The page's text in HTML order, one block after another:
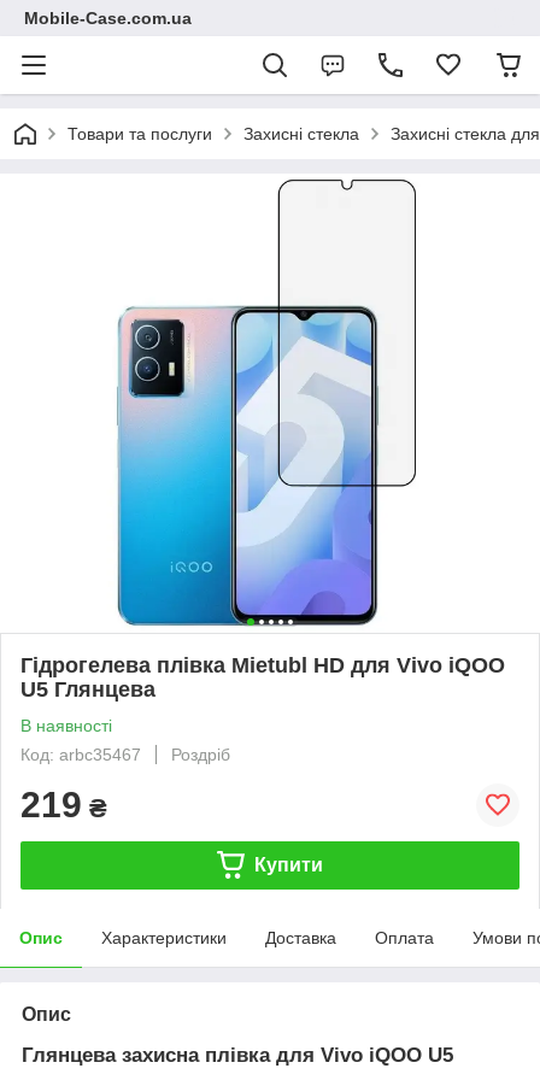
Mobile-Case.com.ua
Товари та послуги Захисні стекла Захисні стекла
Гідрогелева плівка Mietubl HD для Vivo iQOO
U5 Глянцева
В наявності
Код: arbc35467
Роздріб
219 ₴
Купити
Опис Характеристики Доставка Оплата Умови
Опис
Глянцева захисна плівка для Vivo iQOO U5